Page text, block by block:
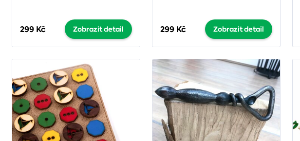
299 Kč Zobrazit detail 299 Kč Zobrazit detail